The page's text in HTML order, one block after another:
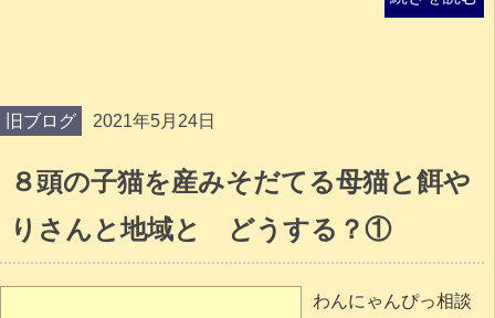
旧ブログ 2021年5月24日
８頭の子猫を産みそだてる母猫と餌や
りさんと地域と どうする？①
わんにゃんぴっ相談